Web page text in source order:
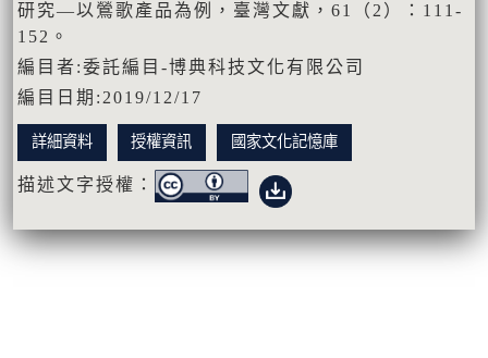
研究―以鶯歌產品為例，臺灣文獻，61（2）：111-
152。
編目者:委託編目-博典科技文化有限公司
編目日期:2019/12/17
詳細資料 授權資訊 國家文化記憶庫
描述文字授權：